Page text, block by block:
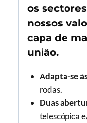
os
nossos
capa de
união.
Adapta-se
rodas.
Duas
telescópica